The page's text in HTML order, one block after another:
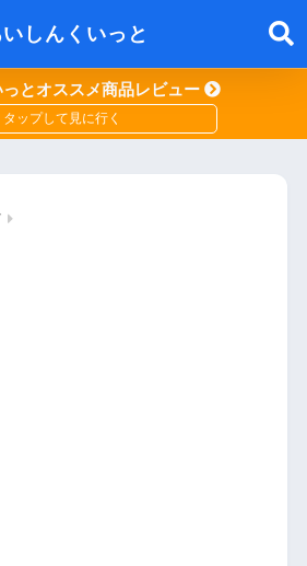
しんくいっと
とオススメ商品レビュー